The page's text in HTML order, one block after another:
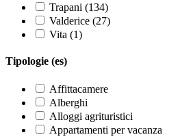
Trapani (134)
Valderice (27)
Vita (1)
Tipologie (es)
Affittacamere
Alberghi
Alloggi agrituristici
Appartamenti per vacanza